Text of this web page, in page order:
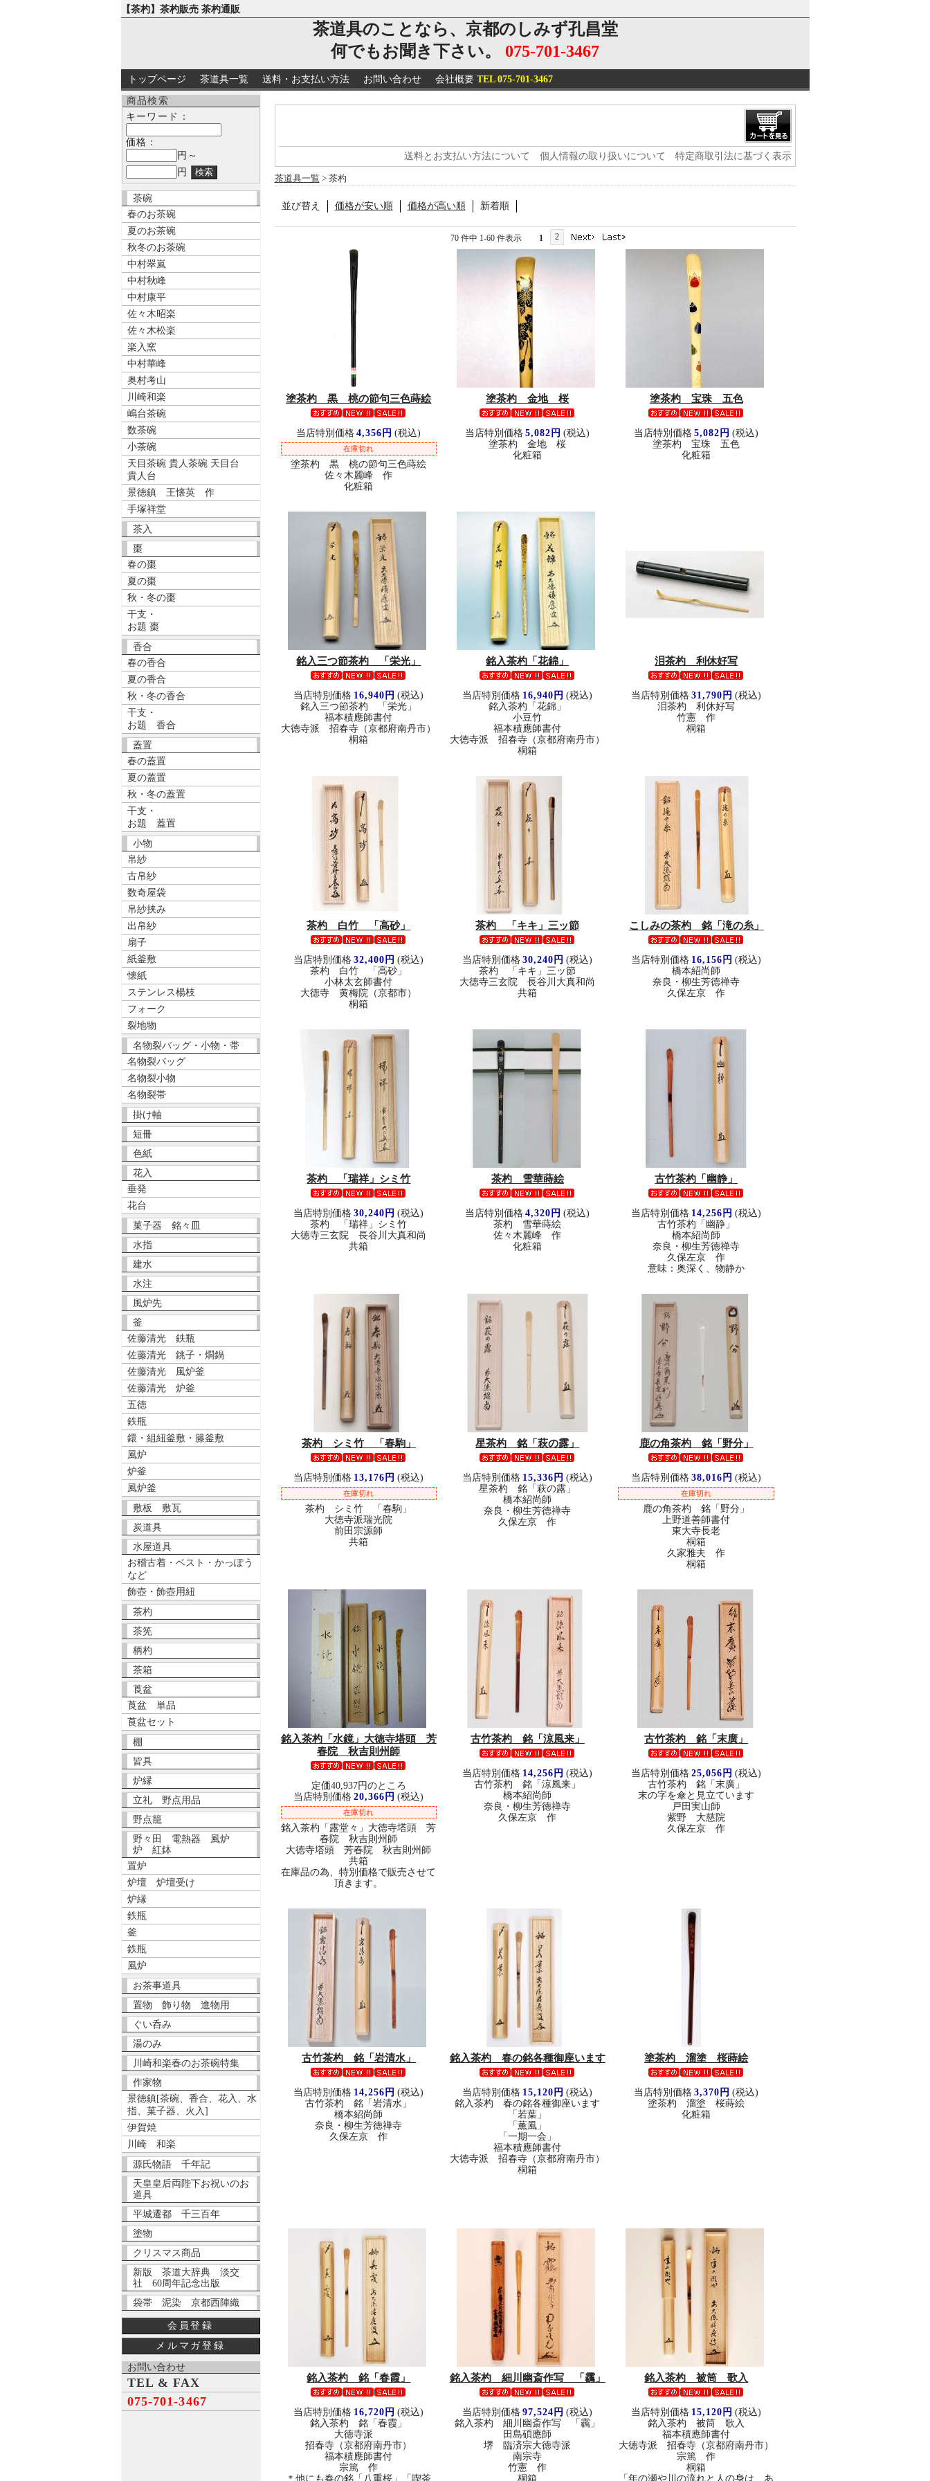
【茶杓】茶杓販売 茶杓通販
茶道具のことなら、京都のしみず孔昌堂
何でもお聞き下さい。 075-701-3467
トップページ 茶道具一覧 送料・お支払い方法 お問い合わせ 会社概要 TEL 075-701-3467
商品検索
キーワード：
価格：
円～
円
茶碗
春のお茶碗
夏のお茶碗
秋冬のお茶碗
中村翠嵐
中村秋峰
中村康平
佐々木昭楽
佐々木松楽
楽入窯
中村華峰
奥村考山
川崎和楽
嶋台茶碗
数茶碗
小茶碗
天目茶碗 貴人茶碗 天目台
貴人台
景徳鎮 王懐英 作
手塚祥堂
茶入
棗
春の棗
夏の棗
秋・冬の棗
干支・
お題 棗
香合
春の香合
夏の香合
秋・冬の香合
干支・
お題 香合
蓋置
春の蓋置
夏の蓋置
秋・冬の蓋置
干支・
お題 蓋置
小物
帛紗
古帛紗
数奇屋袋
帛紗挟み
出帛紗
扇子
紙釜敷
懐紙
ステンレス楊枝
フォーク
裂地物
名物裂バッグ・小物・帯
名物裂バッグ
名物裂小物
名物裂帯
掛け軸
短冊
色紙
花入
垂発
花台
菓子器 銘々皿
水指
建水
水注
風炉先
釜
佐藤清光 鉄瓶
佐藤清光 銚子・燗鍋
佐藤清光 風炉釜
佐藤清光 炉釜
五徳
鉄瓶
鐶・組紐釜敷・籐釜敷
風炉
炉釜
風炉釜
敷板 敷瓦
炭道具
水屋道具
お稽古着・ベスト・かっぽう
など
飾壺・飾壺用紐
茶杓
茶筅
柄杓
茶箱
莨盆
莨盆 単品
莨盆セット
棚
皆具
炉縁
立礼 野点用品
野点籠
野々田 電熱器 風炉
炉 紅鉢
置炉
炉壇 炉壇受け
炉縁
鉄瓶
釜
鉄瓶
風炉
お茶事道具
置物 飾り物 進物用
ぐい呑み
湯のみ
川崎和楽春のお茶碗特集
作家物
景徳鎮[茶碗、香合、花入、水
指、菓子器、火入]
伊賀焼
川崎 和楽
源氏物語 千年記
天皇皇后両陛下お祝いのお
道具
平城遷都 千三百年
塗物
クリスマス商品
新版 茶道大辞典 淡交
社 60周年記念出版
袋帯 泥染 京都西陣織
会員登録
メルマガ登録
お問い合わせ
TEL & FAX
075-701-3467
送料とお支払い方法について 個人情報の取り扱いについて 特定商取引法に基づく表示
茶道具一覧 > 茶杓
並び替え 価格が安い順 価格が高い順 新着順
70 件中 1-60 件表示 1 2
塗茶杓 黒 桃の節句三色蒔絵
当店特別価格 4,356円 (税込)
在庫切れ
塗茶杓 黒 桃の節句三色蒔絵
佐々木麗峰 作
化粧箱
塗茶杓 金地 桜
当店特別価格 5,082円 (税込)
塗茶杓 金地 桜
化粧箱
塗茶杓 宝珠 五色
当店特別価格 5,082円 (税込)
塗茶杓 宝珠 五色
化粧箱
銘入三つ節茶杓 「栄光」
当店特別価格 16,940円 (税込)
銘入三つ節茶杓 「栄光」
福本積應師書付
大徳寺派 招春寺（京都府南丹市）
桐箱
銘入茶杓「花錦」
当店特別価格 16,940円 (税込)
銘入茶杓「花錦」
小豆竹
福本積應師書付
大徳寺派 招春寺（京都府南丹市）
桐箱
泪茶杓 利休好写
当店特別価格 31,790円 (税込)
泪茶杓 利休好写
竹憲 作
桐箱
茶杓 白竹 「高砂」
当店特別価格 32,400円 (税込)
茶杓 白竹 「高砂」
小林太玄師書付
大徳寺 黄梅院（京都市）
桐箱
茶杓 「キキ」三ッ節
当店特別価格 30,240円 (税込)
茶杓 「キキ」三ッ節
大徳寺三玄院 長谷川大真和尚
共箱
こしみの茶杓 銘「滝の糸」
当店特別価格 16,156円 (税込)
橋本紹尚師
奈良・柳生芳徳禅寺
久保左京 作
茶杓 「瑞祥」シミ竹
当店特別価格 30,240円 (税込)
茶杓 「瑞祥」シミ竹
大徳寺三玄院 長谷川大真和尚
共箱
茶杓 雪華蒔絵
当店特別価格 4,320円 (税込)
茶杓 雪華蒔絵
佐々木麗峰 作
化粧箱
古竹茶杓「幽静」
当店特別価格 14,256円 (税込)
古竹茶杓「幽静」
橋本紹尚師
奈良・柳生芳徳禅寺
久保左京 作
意味：奥深く、物静か
茶杓 シミ竹 「春駒」
当店特別価格 13,176円 (税込)
在庫切れ
茶杓 シミ竹 「春駒」
大徳寺派瑞光院
前田宗源師
共箱
星茶杓 銘「萩の露」
当店特別価格 15,336円 (税込)
星茶杓 銘「萩の露」
橋本紹尚師
奈良・柳生芳徳禅寺
久保左京 作
鹿の角茶杓 銘「野分」
当店特別価格 38,016円 (税込)
在庫切れ
鹿の角茶杓 銘「野分」
上野道善師書付
東大寺長老
桐箱
久家雅夫 作
桐箱
銘入茶杓「水鏡」大徳寺塔頭 芳
春院 秋吉則州師
定価40,937円のところ
当店特別価格 20,366円 (税込)
在庫切れ
銘入茶杓「露堂々」大徳寺塔頭 芳
春院 秋吉則州師
大徳寺塔頭 芳春院 秋吉則州師
共箱
在庫品の為、特別価格で販売させて
頂きます。
古竹茶杓 銘「涼風来」
当店特別価格 14,256円 (税込)
古竹茶杓 銘「涼風来」
橋本紹尚師
奈良・柳生芳徳禅寺
久保左京 作
古竹茶杓 銘「末廣」
当店特別価格 25,056円 (税込)
古竹茶杓 銘「末廣」
末の字を傘と見立ています
戸田実山師
紫野 大慈院
久保左京 作
古竹茶杓 銘「岩清水」
当店特別価格 14,256円 (税込)
古竹茶杓 銘「岩清水」
橋本紹尚師
奈良・柳生芳徳禅寺
久保左京 作
銘入茶杓 春の銘各種御座います
当店特別価格 15,120円 (税込)
銘入茶杓 春の銘各種御座います
「若葉」
「薫風」
「一期一会」
福本積應師書付
大徳寺派 招春寺（京都府南丹市）
桐箱
塗茶杓 溜塗 桜蒔絵
当店特別価格 3,370円 (税込)
塗茶杓 溜塗 桜蒔絵
化粧箱
銘入茶杓 銘「春霞」
当店特別価格 16,720円 (税込)
銘入茶杓 銘「春霞」
大徳寺派
招春寺（京都府南丹市）
福本積應師書付
宗篤 作
＊他にも春の銘「八重桜」「喫茶
銘入茶杓 細川幽斎作写 「靏」
当店特別価格 97,524円 (税込)
銘入茶杓 細川幽斎作写 「靏」
田島碩應師
堺 臨済宗大徳寺派
南宗寺
竹憲 作
桐箱
銘入茶杓 被筒 歌入
当店特別価格 15,120円 (税込)
銘入茶杓 被筒 歌入
福本積應師書付
大徳寺派 招春寺（京都府南丹市）
宗篤 作
桐箱
「年の瀬や川の流れと人の身は あ